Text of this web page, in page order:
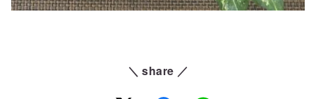
＼ share ／